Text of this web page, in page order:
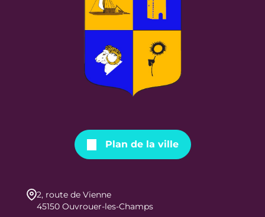
Plan de la ville
2, route de Vienne
45150 Ouvrouer-les-Champs